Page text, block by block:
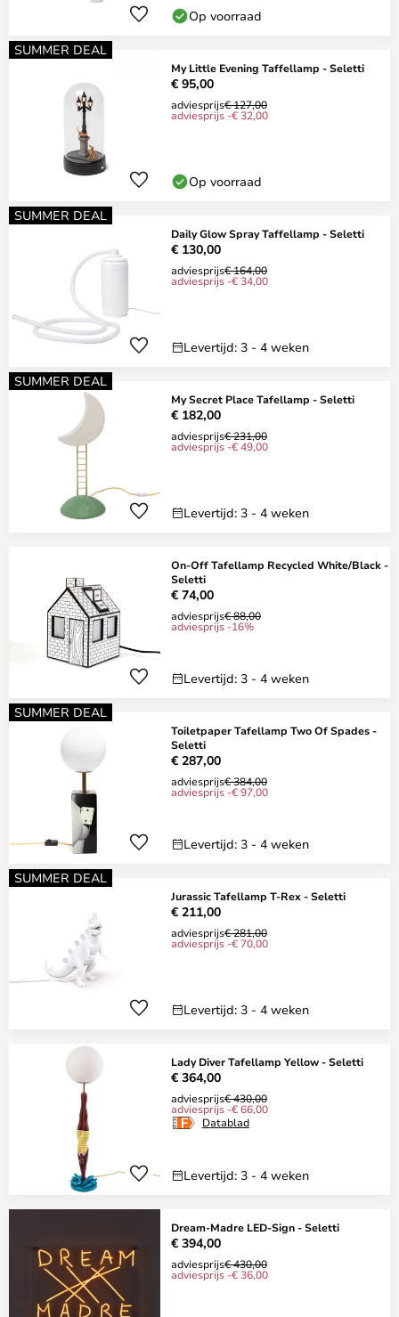
Op voorraad
SUMMER DEAL
My Little Evening Taffellamp - Seletti
€ 95,00
adviesprijs€ 127,00
adviesprijs -€ 32,00
Op voorraad
SUMMER DEAL
Daily Glow Spray Taffellamp - Seletti
€ 130,00
adviesprijs€ 164,00
adviesprijs -€ 34,00
Levertijd: 3 - 4 weken
SUMMER DEAL
My Secret Place Tafellamp - Seletti
€ 182,00
adviesprijs€ 231,00
adviesprijs -€ 49,00
Levertijd: 3 - 4 weken
On-Off Tafellamp Recycled White/Black -
Seletti
€ 74,00
adviesprijs€ 88,00
adviesprijs -16%
Levertijd: 3 - 4 weken
SUMMER DEAL
Toiletpaper Tafellamp Two Of Spades -
Seletti
€ 287,00
adviesprijs€ 384,00
adviesprijs -€ 97,00
Levertijd: 3 - 4 weken
SUMMER DEAL
Jurassic Tafellamp T-Rex - Seletti
€ 211,00
adviesprijs€ 281,00
adviesprijs -€ 70,00
Levertijd: 3 - 4 weken
Lady Diver Tafellamp Yellow - Seletti
€ 364,00
adviesprijs€ 430,00
adviesprijs -€ 66,00
Datablad
Levertijd: 3 - 4 weken
Dream-Madre LED-Sign - Seletti
€ 394,00
adviesprijs€ 430,00
adviesprijs -€ 36,00